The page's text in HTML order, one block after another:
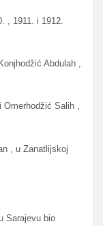
, 1911. i 1912.
Abdulah ,
Omerhodžić Salih ,
, u Zanatlijskoj
Sarajevu bio